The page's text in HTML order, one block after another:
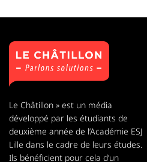
Le Châtillon » est un média
développé par les étudiants de
deuxième année de l’Académie ESJ
Lille dans le cadre de leurs études.
Ils bénéficient pour cela d’un